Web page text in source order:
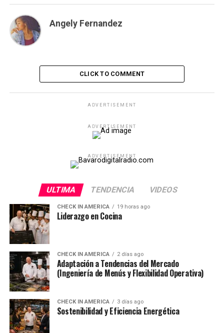
Angely Fernandez
CLICK TO COMMENT
ADVERTISEMENT
ADVERTISEMENT
ADVERTISEMENT
ULTIMA TENDENCIA VIDEOS
CHECK IN AMERICA 19 horas ago
Liderazgo en Cocina
CHECK IN AMERICA 2 días ago
Adaptación a Tendencias del Mercado
(Ingeniería de Menús y Flexibilidad Operativa)
CHECK IN AMERICA 3 días ago
Sostenibilidad y Eficiencia Energética